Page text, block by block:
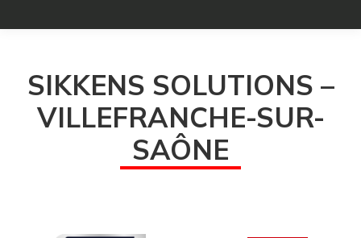
SIKKENS SOLUTIONS –
VILLEFRANCHE-SUR-
SAÔNE